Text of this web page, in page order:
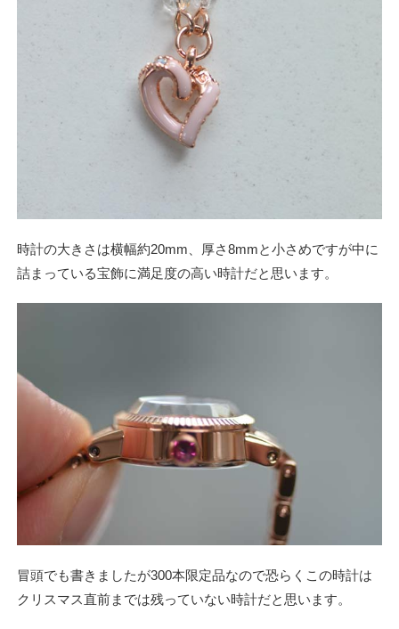
時計の大きさは横幅約20mm、厚さ8mmと小さめですが中に
詰まっている宝飾に満足度の高い時計だと思います。
冒頭でも書きましたが300本限定品なので恐らくこの時計は
クリスマス直前までは残っていない時計だと思います。